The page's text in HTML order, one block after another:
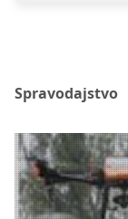
Spravodajstvo